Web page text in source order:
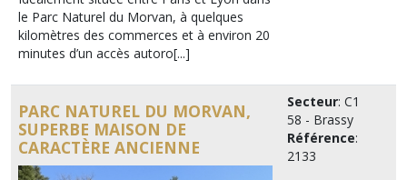
le Parc Naturel du Morvan, à quelques
kilomètres des commerces et à environ 20
minutes d’un accès autoro[...]
PARC NATUREL DU MORVAN,
SUPERBE MAISON DE
CARACTÈRE ANCIENNE
Secteur: C1
58 - Brassy
Référence:
2133